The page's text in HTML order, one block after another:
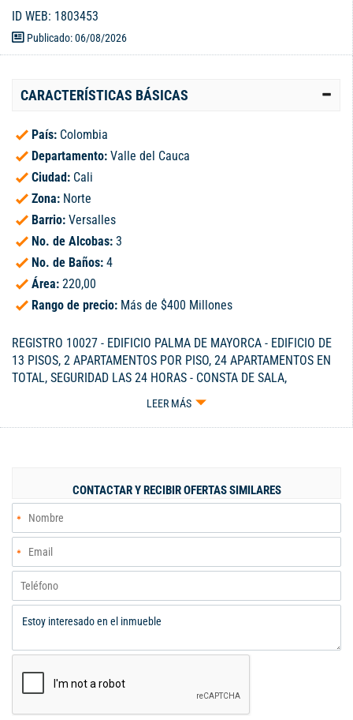
ID WEB: 1803453
Publicado: 06/08/2026
CARACTERÍSTICAS BÁSICAS
País: Colombia
Departamento: Valle del Cauca
Ciudad: Cali
Zona: Norte
Barrio: Versalles
No. de Alcobas: 3
No. de Baños: 4
Área: 220,00
Rango de precio: Más de $400 Millones
REGISTRO 10027 - EDIFICIO PALMA DE MAYORCA - EDIFICIO DE
13 PISOS, 2 APARTAMENTOS POR PISO, 24 APARTAMENTOS EN
TOTAL, SEGURIDAD LAS 24 HORAS - CONSTA DE SALA,
COMEDOR, GRAN BALCÓN, BAÑO SOCIAL, COCINA
BAÑO, PATIO INTERIOR - 2 GARAJES EN LÍNEA - MUY
LEER MÁS
CONTACTAR Y RECIBIR OFERTAS SIMILARES